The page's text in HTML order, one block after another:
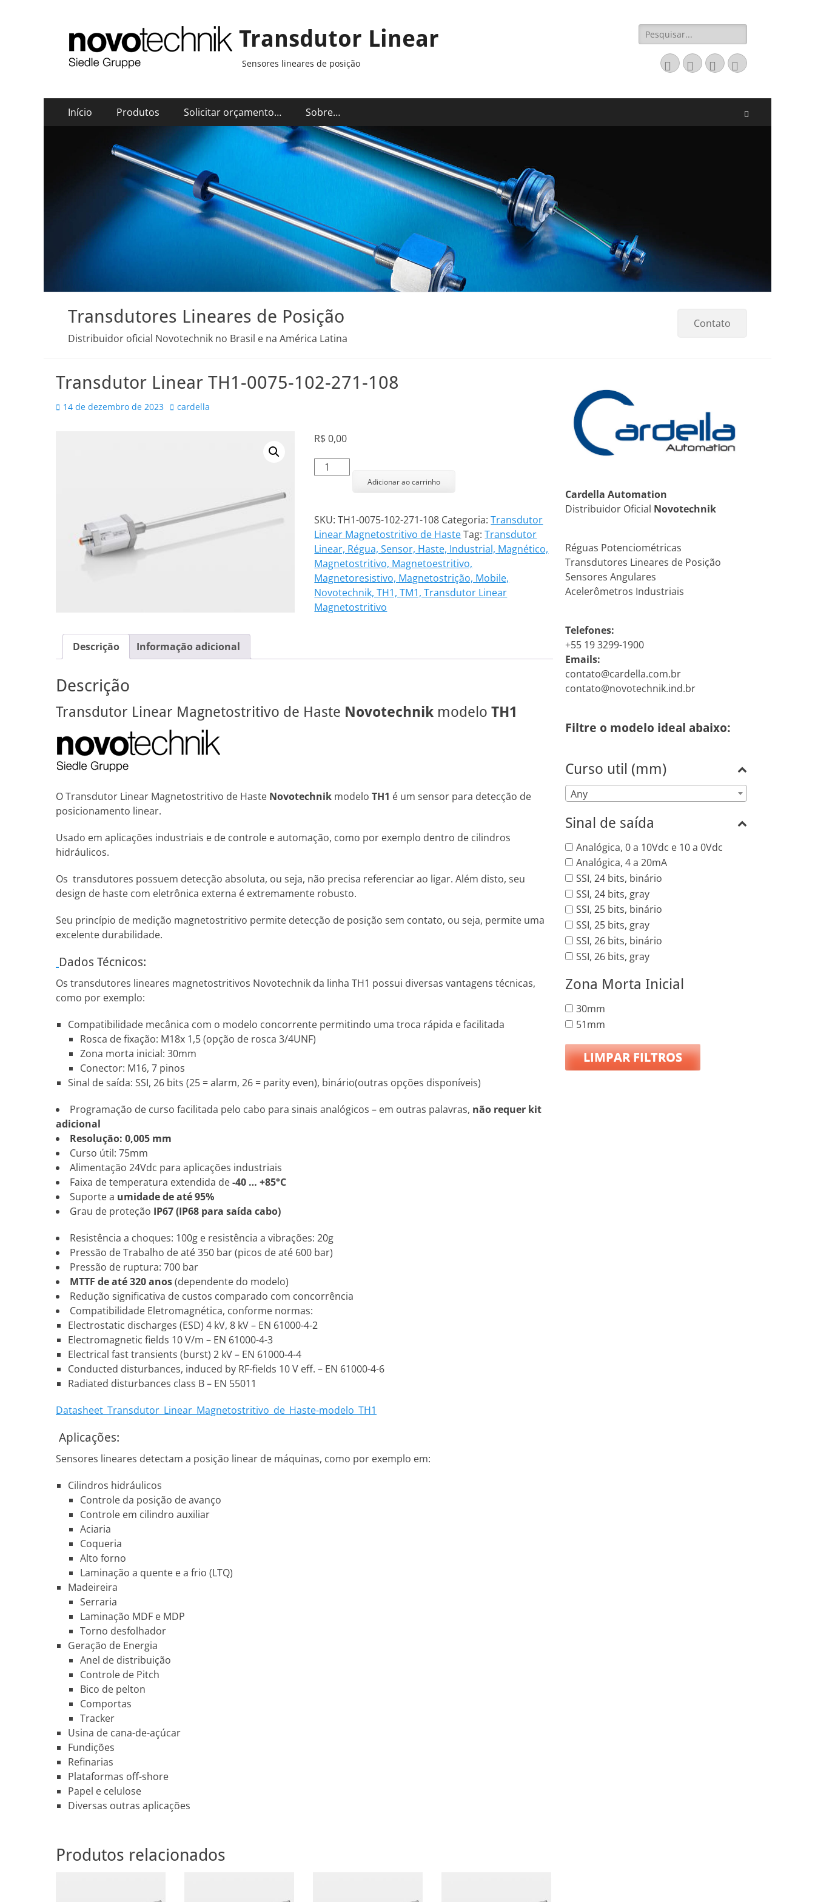
Transdutor Linear
Sensores lineares de posição
Pesquisar
por:
EmailLinkedIn
Website
Fone
Menu
principal
Pular
para
Início Produtos Solicitar orçamento… Sobre…
Transdutores Lineares de Posição
Distribuidor oficial Novotechnik no Brasil e na América Latina
Contato
Transdutor Linear TH1-0075-102-271-108
Posted
14 de dezembro de 2023 Autor
cardella
R$0,00
Transdutor
Linear
102-
271-
108
quantidade
Adicionar ao carrinho
SKU:TH1-0075-102-271-108 Categoria:Transdutor
Linear Magnetostritivo de Haste Tag:Transdutor
Linear, Régua, Sensor, Haste, Industrial, Magnético,
Magnetostritivo, Magnetoestritivo,
Magnetoresistivo, Magnetostrição, Mobile,
Novotechnik, TH1, TM1, Transdutor Linear
Magnetostritivo
Descrição Informação adicional
Descrição
Transdutor Linear Magnetostritivo de Haste Novotechnik modelo TH1
O Transdutor Linear Magnetostritivo de Haste Novotechnik modelo TH1 é um sensor para detecção de
posicionamento linear.
Usado em aplicações industriais e de controle e automação, como por exemplo dentro de cilindros
hidráulicos.
Os transdutores possuem detecção absoluta, ou seja, não precisa referenciar ao ligar. Além disto, seu
design de haste com eletrônica externa é extremamente robusto.
Seu princípio de medição magnetostritivo permite detecção de posição sem contato, ou seja, permite uma
excelente durabilidade.
Dados Técnicos:
Os transdutores lineares magnetostritivos Novotechnik da linha TH1 possui diversas vantagens técnicas,
como por exemplo:
Compatibilidade mecânica com o modelo concorrente permitindo uma troca rápida e facilitada
Rosca de fixação: M18x 1,5 (opção de rosca 3/4UNF)
Zona morta inicial: 30mm
Conector: M16, 7 pinos
Sinal de saída: SSI, 26 bits (25 = alarm, 26 = parity even), binário(outras opções disponíveis)
Programação de curso facilitada pelo cabo para sinais analógicos – em outras palavras, não requer kit
adicional
Resolução: 0,005 mm
Curso útil: 75mm
Alimentação 24Vdc para aplicações industriais
Faixa de temperatura extendida de-40 … +85°C
Suporte a umidade de até 95%
Grau de proteção IP67 (IP68 para saída cabo)
Resistência a choques: 100g e resistência a vibrações: 20g
Pressão de Trabalho de até 350 bar (picos de até 600 bar)
Pressão de ruptura: 700 bar
MTTF de até 320 anos(dependente do modelo)
Redução significativa de custos comparado com concorrência
Compatibilidade Eletromagnética, conforme normas:
Electrostatic discharges (ESD) 4 kV, 8 kV – EN 61000-4-2
Electromagnetic fields 10 V/m – EN 61000-4-3
Electrical fast transients (burst) 2 kV – EN 61000-4-4
Conducted disturbances, induced by RF-fields 10 V eff. – EN 61000-4-6
Radiated disturbances class B – EN 55011
Datasheet_Transdutor_Linear_Magnetostritivo_de_Haste-modelo_TH1
Aplicações:
Sensores lineares detectam a posição linear de máquinas, como por exemplo em:
Cilindros hidráulicos
Controle da posição de avanço
Controle em cilindro auxiliar
Aciaria
Coqueria
Alto forno
Laminação a quente e a frio (LTQ)
Madeireira
Serraria
Laminação MDF e MDP
Torno desfolhador
Geração de Energia
Anel de distribuição
Controle de Pitch
Bico de pelton
Comportas
Tracker
Usina de cana-de-açúcar
Fundições
Refinarias
Plataformas off-shore
Papel e celulose
Diversas outras aplicações
Produtos relacionados
Cardella Automation
Distribuidor Oficial Novotechnik
Réguas Potenciométricas
Transdutores Lineares de Posição
Sensores Angulares
Acelerômetros Industriais
Telefones:
+55 19 3299-1900
Emails:
contato@cardella.com.br
contato@novotechnik.ind.br
Filtre o modelo ideal abaixo:
Curso util (mm)
Any
Sinal de saída
Analógica, 0 a 10Vdc e 10 a 0Vdc
Analógica, 4 a 20mA
SSI, 24 bits, binário
SSI, 24 bits, gray
SSI, 25 bits, binário
SSI, 25 bits, gray
SSI, 26 bits, binário
SSI, 26 bits, gray
Zona Morta Inicial
30mm
51mm
LIMPAR FILTROS